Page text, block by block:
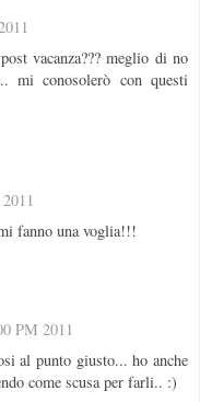
vacanza??? meglio di no
mi conosolerò con questi
fanno una voglia!!!
PM 2011
al punto giusto... ho anche
come scusa per farli.. :)